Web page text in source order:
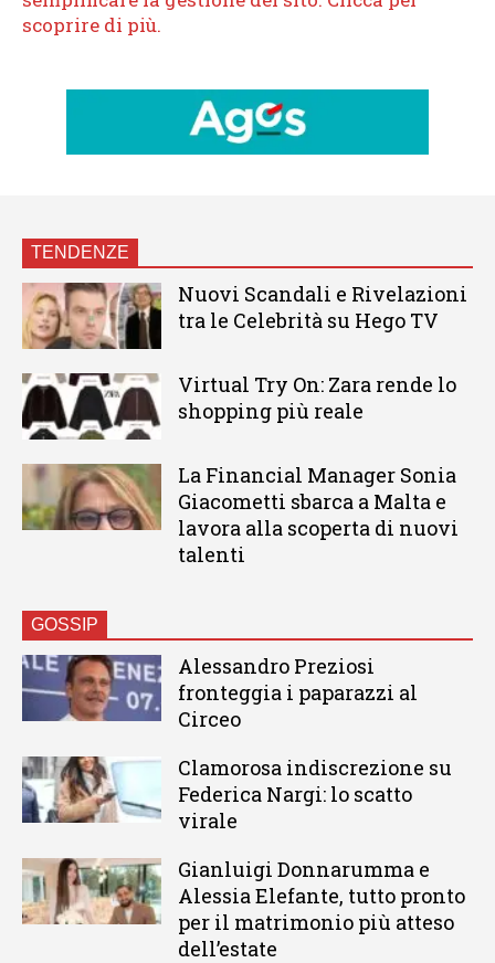
TENDENZE
Nuovi Scandali e Rivelazioni
tra le Celebrità su Hego TV
Virtual Try On: Zara rende lo
shopping più reale
La Financial Manager Sonia
Giacometti sbarca a Malta e
lavora alla scoperta di nuovi
talenti
GOSSIP
Alessandro Preziosi
fronteggia i paparazzi al
Circeo
Clamorosa indiscrezione su
Federica Nargi: lo scatto
virale
Gianluigi Donnarumma e
Alessia Elefante, tutto pronto
per il matrimonio più atteso
dell’estate